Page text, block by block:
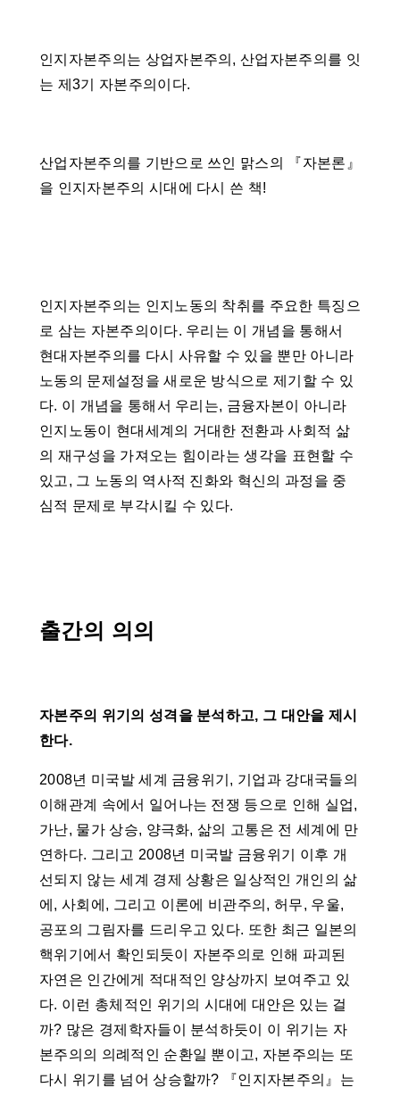
인지자본주의는 상업자본주의, 산업자본주의를 잇
는 제3기 자본주의이다.
산업자본주의를 기반으로 쓰인 맑스의 『자본론』
을 인지자본주의 시대에 다시 쓴 책!
인지자본주의는 인지노동의 착취를 주요한 특징으
로 삼는 자본주의이다. 우리는 이 개념을 통해서
현대자본주의를 다시 사유할 수 있을 뿐만 아니라
노동의 문제설정을 새로운 방식으로 제기할 수 있
다. 이 개념을 통해서 우리는, 금융자본이 아니라
인지노동이 현대세계의 거대한 전환과 사회적 삶
의 재구성을 가져오는 힘이라는 생각을 표현할 수
있고, 그 노동의 역사적 진화와 혁신의 과정을 중
심적 문제로 부각시킬 수 있다.
출간의 의의
자본주의 위기의 성격을 분석하고, 그 대안을 제시
한다.
2008년 미국발 세계 금융위기, 기업과 강대국들의
이해관계 속에서 일어나는 전쟁 등으로 인해 실업,
가난, 물가 상승, 양극화, 삶의 고통은 전 세계에 만
연하다. 그리고 2008년 미국발 금융위기 이후 개
선되지 않는 세계 경제 상황은 일상적인 개인의 삶
에, 사회에, 그리고 이론에 비관주의, 허무, 우울,
공포의 그림자를 드리우고 있다. 또한 최근 일본의
핵위기에서 확인되듯이 자본주의로 인해 파괴된
자연은 인간에게 적대적인 양상까지 보여주고 있
다. 이런 총체적인 위기의 시대에 대안은 있는 걸
까? 많은 경제학자들이 분석하듯이 이 위기는 자
본주의의 의례적인 순환일 뿐이고, 자본주의는 또
다시 위기를 넘어 상승할까? 『인지자본주의』는